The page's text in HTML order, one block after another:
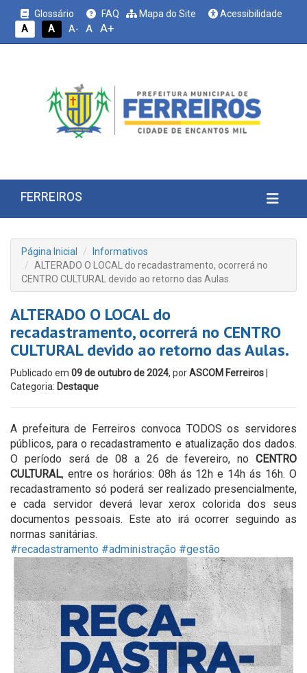
Glossário FAQ Mapa do Site
Acessibilidade
A
A A- A A+
FERREIROS
Página Inicial
Informativos
ALTERADO O LOCAL do recadastramento, ocorrerá no
CENTRO CULTURAL devido ao retorno das Aulas.
ALTERADO O LOCAL do
recadastramento, ocorrerá no CENTRO
CULTURAL devido ao retorno das Aulas.
Publicado em 09 de outubro de 2024, porASCOM Ferreiros
Categoria: Destaque
A prefeitura de Ferreiros convoca TODOS os servidores
públicos, para o recadastramento e atualização dos dados.
O período será de 08 a 26 de fevereiro, no CENTRO
CULTURAL, entre os horários: 08h ás 12h e 14h ás 16h. O
recadastramento só poderá ser realizado presencialmente,
e cada servidor deverá levar xerox colorida dos seus
documentos pessoais. Este ato irá ocorrer seguindo as
normas sanitárias.
#recadastramento #administração #gestão